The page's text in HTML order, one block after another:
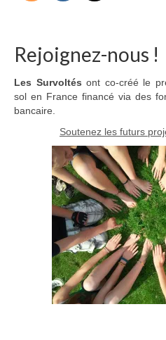
Rejoignez-nous !
Les Survoltés ont co-créé le
sol en France financé via des
bancaire.
Soutenez les futurs